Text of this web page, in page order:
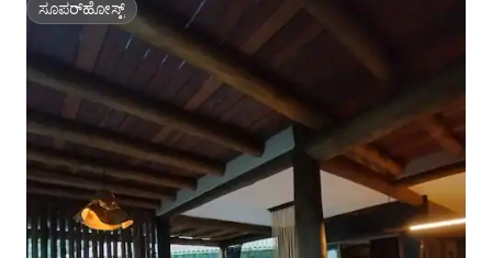
ಸೂಪರ್‌ಹೋಸ್ಟ್
ಸೂಪರ್‌ಹೋಸ್ಟ್